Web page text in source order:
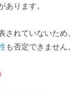
あります。
れていないため、
も否定できません。